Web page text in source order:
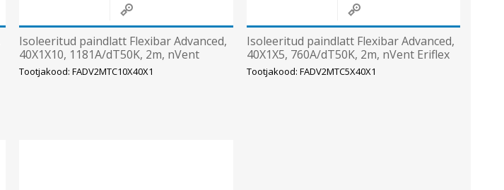
Isoleeritud paindlatt Flexibar Advanced,
40X1X10, 1181A/dT50K, 2m, nVent
Eriflex
Tootjakood: FADV2MTC10X40X1
Isoleeritud paindlatt Flexibar Advanced,
40X1X5, 760A/dT50K, 2m, nVent Eriflex
Tootjakood: FADV2MTC5X40X1